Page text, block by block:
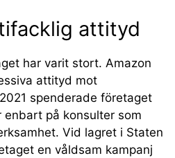
attityd
har varit stort. Amazon
attityd mot
spenderade företaget
enbart på konsulter som
Vid lagret i Staten
en våldsam kampanj